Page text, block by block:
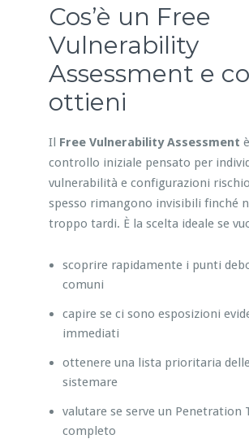
Cos’è un Free
Vulnerability
Assessment e
ottieni
Il Free Vulnerability Assessment
controllo iniziale pensato per
vulnerabilità e configurazioni
spesso rimangono invisibili finché
troppo tardi. È la scelta ideale se
scoprire rapidamente i punti
comuni
capire se ci sono esposizioni
immediati
ottenere una lista prioritaria
sistemare
valutare se serve un Penetration
completo